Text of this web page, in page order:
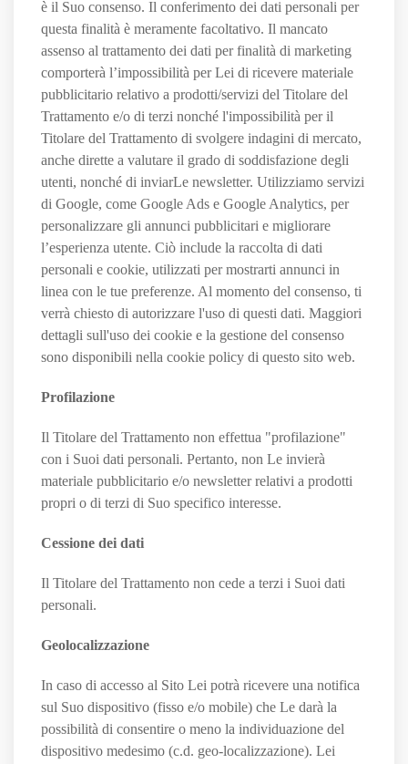
è il Suo consenso. Il conferimento dei dati personali per
questa finalità è meramente facoltativo. Il mancato
assenso al trattamento dei dati per finalità di marketing
comporterà l’impossibilità per Lei di ricevere materiale
pubblicitario relativo a prodotti/servizi del Titolare del
Trattamento e/o di terzi nonché l'impossibilità per il
Titolare del Trattamento di svolgere indagini di mercato,
anche dirette a valutare il grado di soddisfazione degli
utenti, nonché di inviarLe newsletter. Utilizziamo servizi
di Google, come Google Ads e Google Analytics, per
personalizzare gli annunci pubblicitari e migliorare
l’esperienza utente. Ciò include la raccolta di dati
personali e cookie, utilizzati per mostrarti annunci in
linea con le tue preferenze. Al momento del consenso, ti
verrà chiesto di autorizzare l'uso di questi dati. Maggiori
dettagli sull'uso dei cookie e la gestione del consenso
sono disponibili nella cookie policy di questo sito web.
Profilazione
Il Titolare del Trattamento non effettua "profilazione"
con i Suoi dati personali. Pertanto, non Le invierà
materiale pubblicitario e/o newsletter relativi a prodotti
propri o di terzi di Suo specifico interesse.
Cessione dei dati
Il Titolare del Trattamento non cede a terzi i Suoi dati
personali.
Geolocalizzazione
In caso di accesso al Sito Lei potrà ricevere una notifica
sul Suo dispositivo (fisso e/o mobile) che Le darà la
possibilità di consentire o meno la individuazione del
dispositivo medesimo (c.d. geo-localizzazione). Lei